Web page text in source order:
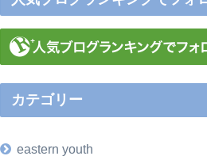
カテゴリー
eastern youth